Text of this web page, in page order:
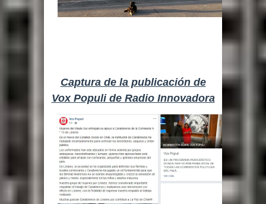
Captura de la publicación de
Vox Populi de Radio Innovadora